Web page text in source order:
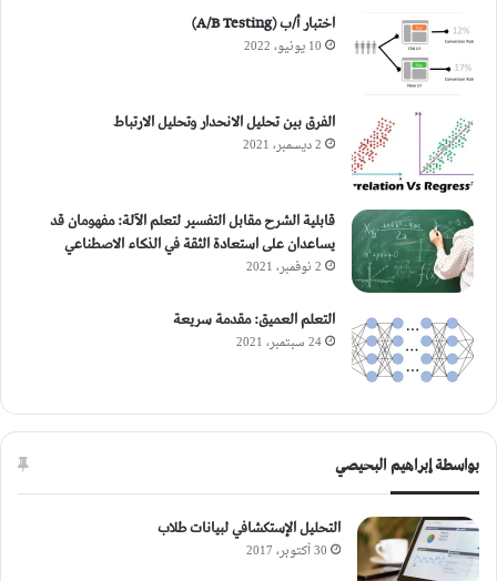
اختبار أ/ب (A/B Testing)
10 يونيو، 2022
الفرق بين تحليل الانحدار وتحليل الارتباط
2 ديسمبر، 2021
قابلية الشرح مقابل التفسير لتعلم الآلة: مفهومان قد
يساعدان على استعادة الثقة في الذكاء الاصطناعي
2 نوفمبر، 2021
التعلم العميق: مقدمة سريعة
24 سبتمبر، 2021
بواسطة إبراهيم البحيصي
التحليل الإستكشافي لبيانات طلاب
30 أكتوبر، 2017